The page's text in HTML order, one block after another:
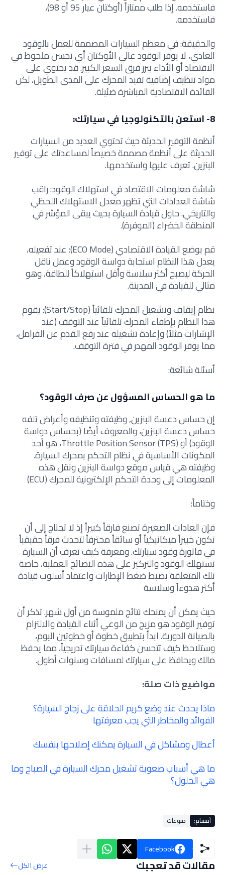
فاستخدمه. إذا طلب ممتازاً (أوكتان عيار 95 أو 98)،
فاستخدمه.
والحقيقة: في معظم السيارات المصممة للعمل بالوقود
العادي، لا يوفر الوقود عالي الأوكتان أي تحسن ملحوظ في
الاقتصاد أو الأداء يبرر فرق السعر الكبير. قد يحتوي على
مواد تنظيف إضافية تفيد المحرك على المدى الطويل، لكن
الفائدة الاقتصادية المباشرة ضئيلة.
8- استعن بالتكنولوجيا في سيارتك:
أنظمة التوفير الحديثة حيثتحتوي العديد من السيارات
الحديثة على أنظمة مصممة خصيصاً لمساعدتك على توفير
البنزين. تعرف عليها واستخدمها.
شاشة معلومات الاقتصاد في استهلاك الوقود: راقب
شاشة العدادات التي تظهر معدل الاستهلاك اللحظي
والتاريخي. حاول قيادة السيارة بحيث يبقى المؤشر في
المنطقة الخضراء (الموفرة).
قم بوضع القيادة الاقتصادي (ECO Mode): عند تفعيله،
يعدل هذا النظام استجابة دواسة الوقود وعمل ناقل
الحركة ليصبح أكثر سلاسة وأقل استهلاكاً للطاقة، وهو
مثالي للقيادة في المدينة.
نظام إيقاف وتشغيل المحرك تلقائياً (Start/Stop): يقوم
هذا النظام بإطفاء المحرك تلقائياً عند التوقف (عند
الإشارات مثلاً) وإعادة تشغيله عند رفع القدم عن الفرامل،
مما يوفر الوقود المهدر في فترة التوقف.
أسئلة شائعة:
ما هو الحساس المسؤول عن صرف الوقود؟
إن حساس دعسة البنزين, وظيفته وتنظيفه وأعراض تلفه
حساس دعسة البنزين، والمعروف أيضًا (بحساس دواسة
الوقود) أو Throttle Position Sensor (TPS)، هو أحد
المكونات الأساسية في نظام التحكم بمحرك السيارة.
وظيفته هي قياس موقع دواسة البنزين ونقل هذه
المعلومات إلى وحدة التحكم الإلكترونية للمحرك (ECU)
وختاماً:
فإن العادات الصغيرة تصنع فارقاً كبيراً إذلا تحتاج إلى أن
تكون خبيراً ميكانيكياً أو سائقاً محترفاً لتحدث فرقاً حقيقياً
في فاتورة وقود سيارتك. ومعرفة كيف تعرف أن السيارة
تستهلك الوقود والتركيز على هذه النصائح العملية، خاصة
تلك المتعلقة بضبط ضغط الإطارات واعتماد أسلوب قيادة
أكثر هدوءاً وسلاسة
حيث يمكن أن يمنحك نتائج ملموسة من أول شهر. تذكر أن
توفير الوقود هو مزيج من الوعي أثناء القيادة والالتزام
بالصيانة الدورية. ابدأ بتطبيق خطوة أو خطوتين اليوم،
وستلاحظ كيف تتحسن كفاءة سيارتك تدريجياً، مما يحفظ
مالك ويحافظ على سيارتك لمسافات وسنوات أطول.
مواضيع ذات صلة:
ماذا يحدث عند وضع كريم الحلاقة على زجاج السيارة؟
الفوائد والمخاطر التي يجب معرفتها
أعطال ومشاكل في السيارة يمكنك إصلاحها بنفسك
ما هي أسباب صعوبة تشغيل محرك السيارة في الصباح وما
هي الحلول؟
أقسام: منوعات
Facebook
مقالات قد تعجبك عرض الكل